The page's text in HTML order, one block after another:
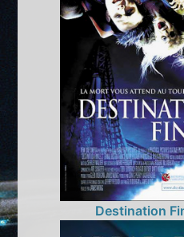
Destination